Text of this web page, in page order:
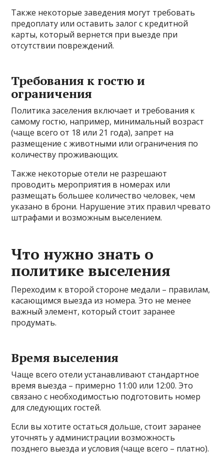
Также некоторые заведения могут требовать
предоплату или оставить залог с кредитной
карты, который вернется при выезде при
отсутствии повреждений.
Требования к гостю и
ограничения
Политика заселения включает и требования к
самому гостю, например, минимальный возраст
(чаще всего от 18 или 21 года), запрет на
размещение с животными или ограничения по
количеству проживающих.
Также некоторые отели не разрешают
проводить мероприятия в номерах или
размещать большее количество человек, чем
указано в брони. Нарушение этих правил чревато
штрафами и возможным выселением.
Что нужно знать о
политике выселения
Переходим к второй стороне медали – правилам,
касающимся выезда из номера. Это не менее
важный элемент, который стоит заранее
продумать.
Время выселения
Чаще всего отели устанавливают стандартное
время выезда – примерно 11:00 или 12:00. Это
связано с необходимостью подготовить номер
для следующих гостей.
Если вы хотите остаться дольше, стоит заранее
уточнять у администрации возможность
позднего выезда и условия (чаще всего – платно).